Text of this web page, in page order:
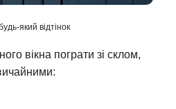
який відтінок
вікна пограти зі склом,